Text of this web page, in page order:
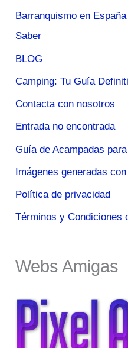
Barranquismo en
Saber
BLOG
Camping: Tu Guía
Contacta con nosotros
Entrada no encontrada
Guía de Acampadas
Imágenes generadas
Política de privacidad
Términos y Condiciones
Webs Amigas